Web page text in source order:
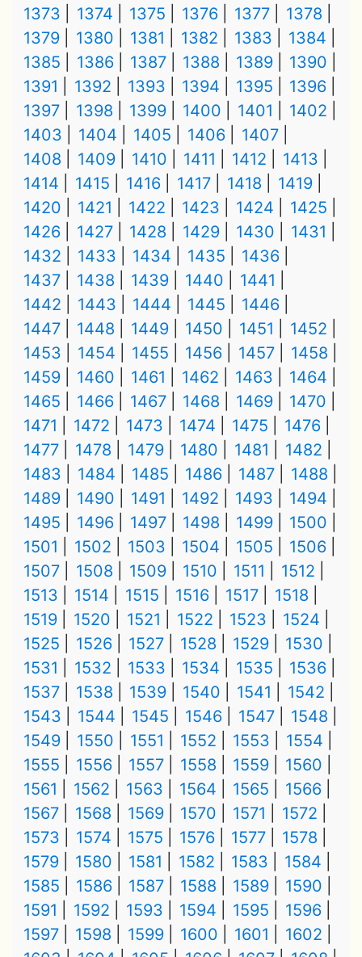
1373
1374 1375 1376 1377
1378
1379
1380 1381 1382 1383
1384
1385
1386 1387 1388 1389
1390
1391
1392 1393 1394 1395
1396
1397
1398 1399 1400 1401
1402
1403
1404 1405 1406
1407
1408
1409 1410 1411 1412
1413
1414
1415 1416 1417 1418
1419
1420
1421 1422 1423 1424
1425
1426
1427 1428 1429 1430
1431
1432
1433 1434 1435
1436
1437
1438 1439 1440
1441
1442
1443 1444 1445
1446
1447
1448 1449 1450 1451
1452
1453
1454 1455 1456 1457
1458
1459
1460 1461 1462 1463
1464
1465
1466 1467 1468 1469
1470
1471
1472 1473 1474 1475
1476
1477
1478 1479 1480 1481
1482
1483
1484 1485 1486 1487
1488
1489
1490 1491 1492 1493
1494
1495
1496 1497 1498 1499
1500
1501
1502 1503 1504 1505
1506
1507
1508 1509 1510 1511
1512
1513
1514 1515 1516 1517
1518
1519
1520 1521 1522 1523
1524
1525
1526 1527 1528 1529
1530
1531
1532 1533 1534 1535
1536
1537
1538 1539 1540 1541
1542
1543
1544 1545 1546 1547
1548
1549
1550 1551 1552 1553
1554
1555
1556 1557 1558 1559
1560
1561
1562 1563 1564 1565
1566
1567
1568 1569 1570 1571
1572
1573
1574 1575 1576 1577
1578
1579
1580 1581 1582 1583
1584
1585
1586 1587 1588 1589
1590
1591
1592 1593 1594 1595
1596
1597
1598 1599 1600 1601
1602